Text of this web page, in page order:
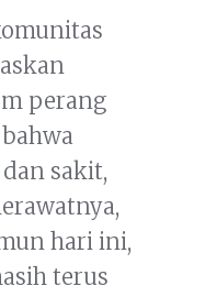
perang
sakit,
hari ini,
terus